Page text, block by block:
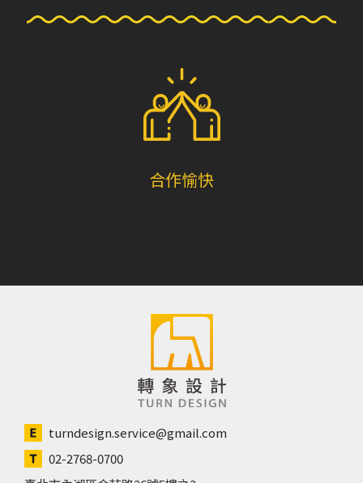
合作愉快
turndesign.service@gmail.com
02-2768-0700